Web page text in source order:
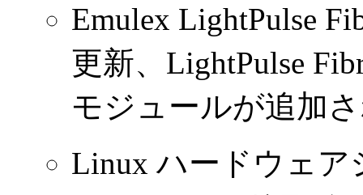
Emulex LightPulse
更新、LightPulse
モジュールが追加
Linux ハードウェ